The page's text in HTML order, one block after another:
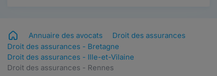
Annuaire des avocats
Droit des assurances
Droit des assurances - Bretagne
Droit des assurances - Ille-et-Vilaine
Droit des assurances - Rennes